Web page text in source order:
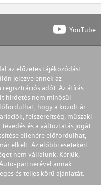
YouTube
az előzetes tájékozódást
jelezve ennek az
adót. Az átírás
hirdetés nem minősül
hogy a közölt ár
felszereltség, műszaki
és a változtatás jogát
ellenére előfordulhat,
elkelt. Az előbbi esetekért
nem vállalunk. Kérjük,
partnerével annak
és teljes körű ajánlatát.